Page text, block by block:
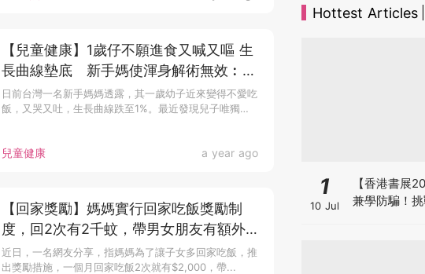
兒童健康 a year ago
【兒童健康】1歲仔不願進食又喊又嘔 生
長曲線墊底 新手媽使渾身解術無效︰只
能電視送飯？
日前台灣一名新手媽媽透露，其一歲幼子近來變得不愛吃
飯，又哭又吐，生長曲線跌至1%。最近發現兒子唯獨
【回家獎勵】媽媽實行回家吃飯獎勵制
度，回2次有2千蚊，帶男女朋友有額外
獎勵！
近日，一名網友分享，指媽媽為了讓子女多回家吃飯，推
出獎勵措施，一個月回家吃飯2次就有$2,000，帶...
Hottest Articles
1
10 Jul
【香港書展
兼學防騙！